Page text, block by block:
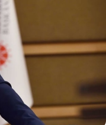
halkın büyük
söyleyen Özgür Özel,
Başkanı Recep
üzerine kızarak
kestiğini öne